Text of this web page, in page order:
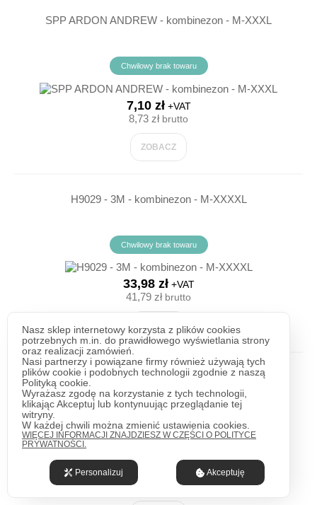
SPP ARDON ANDREW - kombinezon - M-XXXL
Chwilowy brak towaru
7,10 zł+VAT
8,73 złbrutto
ZOBACZ
H9029 - 3M - kombinezon - M-XXXXL
Chwilowy brak towaru
33,98 zł+VAT
41,79 złbrutto
ZOBACZ
H9089 - ARDON MAX SHIELD PRO - kombinezon - M-
XXXL
Chwilowy brak towaru
65,94 zł brutto
Nasz sklep internetowy korzysta z plików cookies
potrzebnych m.in. do prawidłowego wyświetlania strony
oraz realizacji zamówień.
Nasi partnerzy i powiązane firmy również używają tych
plików cookie i podobnych technologii zgodnie z naszą
Polityką cookie.
Wyrażasz zgodę na korzystanie z tych technologii,
klikając Akceptuj lub kontynuując przeglądanie tej
witryny.
W każdej chwili można zmienić ustawienia cookies.
WIĘCEJ INFORMACJI ZNAJDZIESZ W CZĘŚCI O POLITYCE
PRYWATNOŚCI.
Personalizuj Akceptuję